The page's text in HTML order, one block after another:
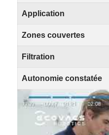
Application
Zones couvertes
Filtration
Autonomie constatée